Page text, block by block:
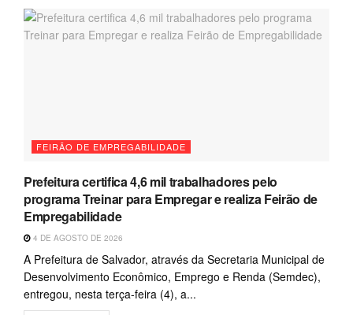
FEIRÃO DE EMPREGABILIDADE
Prefeitura certifica 4,6 mil trabalhadores pelo
programa Treinar para Empregar e realiza Feirão de
Empregabilidade
4 DE AGOSTO DE 2026
A Prefeitura de Salvador, através da Secretaria Municipal de
Desenvolvimento Econômico, Emprego e Renda (Semdec),
entregou, nesta terça-feira (4), a...